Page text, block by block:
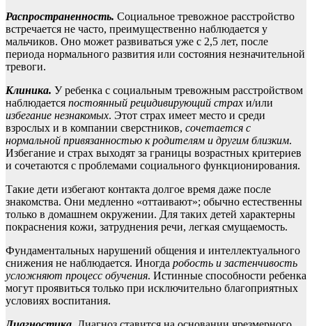
Распространенность. Социальное тревожное расстройство
встречается не часто, преимущественно наблюдается у
мальчиков. Оно может развиваться уже с 2,5 лет, после
периода нормального развития или состояния незначительной
тревоги.
Клиника. У ребенка с социальным тревожным расстройством
наблюдается постоянный рецидивирующий страх и/или
избегание незнакомых. Этот страх имеет место и среди
взрослых и в компании сверстников, сочетается с
нормальной привязанностью к родителям и другим близким.
Избегание и страх выходят за границы возрастных критериев
и сочетаются с проблемами социального функционирования.
Такие дети избегают контакта долгое время даже после
знакомства. Они медленно «оттаивают»; обычно естественны
только в домашнем окружении. Для таких детей характерны
покраснения кожи, затруднения речи, легкая смущаемость.
Фундаментальных нарушений общения и интеллектуального
снижения не наблюдается. Иногда робость и застенчивость
усложняют процесс обучения. Истинные способности ребенка
могут проявиться только при исключительно благоприятных
условиях воспитания.